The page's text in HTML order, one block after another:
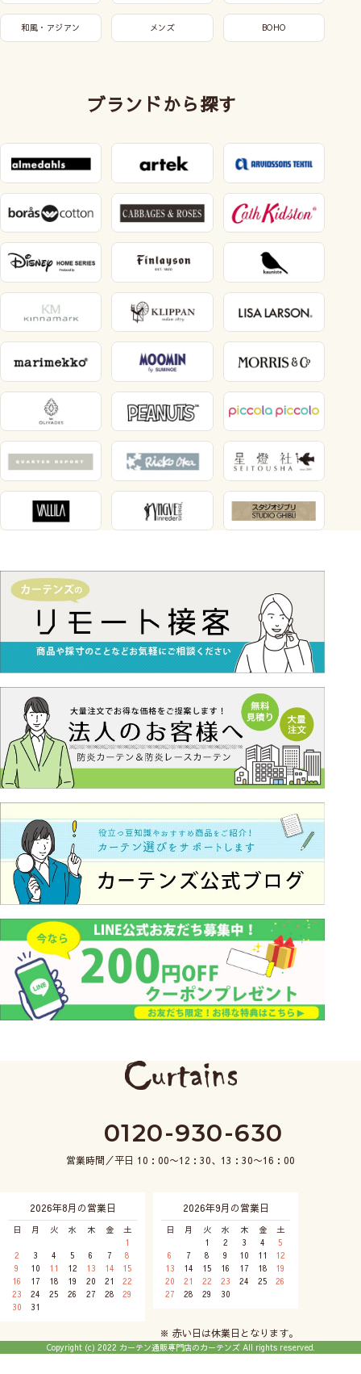
和風・アジアン メンズ BOHO
ブランドから探す
0120-930-630
営業時間／平日 10：00〜12：30、13：30〜16：00
2026年8月の営業日
日 月 火 水 木 金
土
1
2
3 4 5 6 7
8
9
10 11 12 13 14
15
16
17 18 19 20 21
22
23
24 25 26 27 28
29
30
31
2026年9月の営業日
日 月 火 水 木 金
土
1
2 3 4
5
6
7 8 9 10 11
12
13
14 15 16 17 18
19
20
21 22 23 24 25
26
27
28 29 30
※ 赤い日は休業日となります。
Copyright (c) 2022 カーテン通販専門店のカーテンズ All rights reserved.